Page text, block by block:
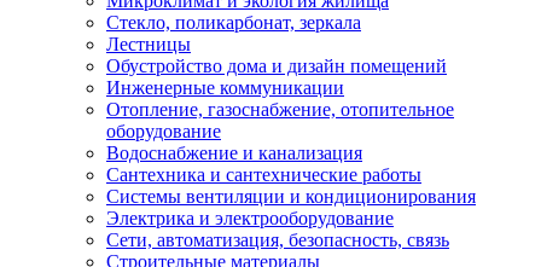
Стекло, поликарбонат, зеркала
Лестницы
Обустройство дома и дизайн помещений
Инженерные коммуникации
Отопление, газоснабжение, отопительное
оборудование
Водоснабжение и канализация
Сантехника и сантехнические работы
Системы вентиляции и кондиционирования
Электрика и электрооборудование
Сети, автоматизация, безопасность, связь
Строительные материалы